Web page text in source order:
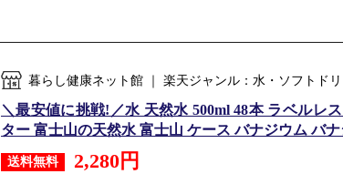
暮らし健康ネット館 ｜ 楽天ジャンル：水・ソフトドリ
＼最安値に挑戦!／水 天然水 500ml 48本 ラベルレ
ター 富士山の天然水 富士山 ケース バナジウム バ
送料無料 2,280円